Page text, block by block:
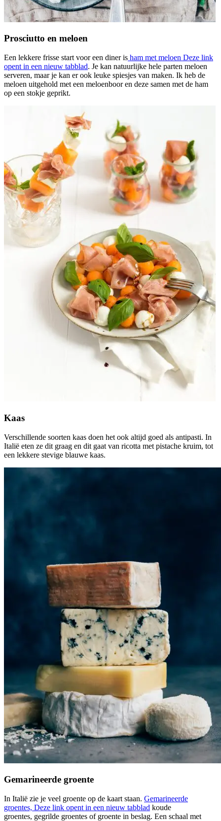
Prosciutto en meloen
Een lekkere frisse start voor een diner is ham met meloen Deze link
opent in een nieuw tabblad. Je kan natuurlijke hele parten meloen
serveren, maar je kan er ook leuke spiesjes van maken. Ik heb de
meloen uitgehold met een meloenboor en deze samen met de ham
op een stokje geprikt.
Kaas
Verschillende soorten kaas doen het ook altijd goed als antipasti. In
Italië eten ze dit graag en dit gaat van ricotta met pistache kruim, tot
een lekkere stevige blauwe kaas.
Gemarineerde groente
In Italië zie je veel groente op de kaart staan. Gemarineerde
groentes, Deze link opent in een nieuw tabblad koude
groentes, gegrilde groentes of groente in beslag. Een schaal met